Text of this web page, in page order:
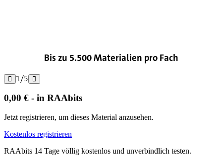
Bis zu 5.500 Materialien pro Fach
 1/5 
0,00 € - in RAAbits
Jetzt registrieren, um dieses Material anzusehen.
Kostenlos registrieren
RAAbits 14 Tage völlig kostenlos und unverbindlich testen.